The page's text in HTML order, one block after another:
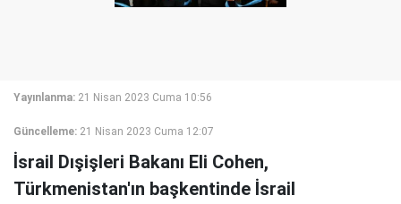
Yayınlanma: 21 Nisan 2023 Cuma 10:56
Güncelleme: 21 Nisan 2023 Cuma 12:07
İsrail Dışişleri Bakanı Eli Cohen,
Türkmenistan'ın başkentinde İsrail